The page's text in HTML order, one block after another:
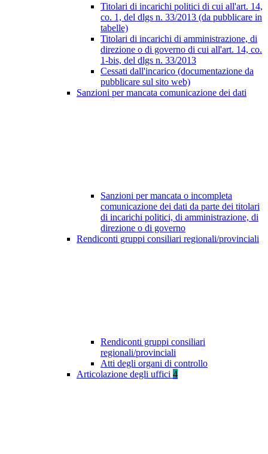
Titolari di incarichi politici di cui all'art. 14,
co. 1, del dlgs n. 33/2013 (da pubblicare in
tabelle)
Titolari di incarichi di amministrazione, di
direzione o di governo di cui all'art. 14, co.
1-bis, del dlgs n. 33/2013
Cessati dall'incarico (documentazione da
pubblicare sul sito web)
Sanzioni per mancata comunicazione dei dati
Sanzioni per mancata o incompleta
comunicazione dei dati da parte dei titolari
di incarichi politici, di amministrazione, di
direzione o di governo
Rendiconti gruppi consiliari regionali/provinciali
Rendiconti gruppi consiliari
regionali/provinciali
Atti degli organi di controllo
Articolazione degli uffici 4